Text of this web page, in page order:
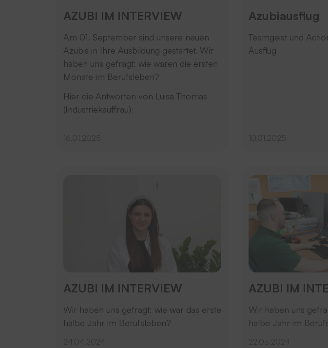
AZUBI IM INTERVIEW
Am 01. September sind unsere neuen
Azubis in Ihre Ausbildung gestartet. Wir
haben uns gefragt: wie waren die ersten
Monate im Berufsleben?
Hier die Antworten von Luisa Thomas
(Industriekauffrau):
16.01.2025
Azubiausflug
Teamgeist und
Ausflug
10.01.2025
AZUBI IM INTERVIEW
Wir haben uns gefragt: wie war das erste
halbe Jahr im Berufsleben?
24.04.2024
AZUBI IM
Wir haben uns
halbe Jahr im
22.03.2024